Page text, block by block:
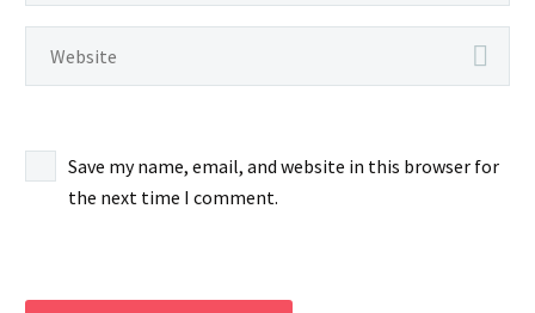
Save my name, email, and website in this browser for
the next time I comment.